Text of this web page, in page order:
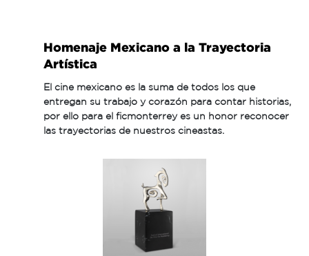
Homenaje Mexicano a la Trayectoria
Artística
El cine mexicano es la suma de todos los que
entregan su trabajo y corazón para contar historias,
por ello para el ficmonterrey es un honor reconocer
las trayectorias de nuestros cineastas.